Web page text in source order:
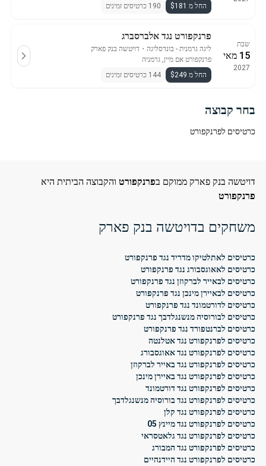
החל מ $181
190 כרטיסים זמינים
שבת
15 מאי
2027
פרנקפורט נגד אלברסברג
ליגה גרמנית - בונדסליגה ・ דויטשה בנק פארק
פרנקפורט אם מיין, גרמניה
החל מ $249
144 כרטיסים זמינים
בחר קבוצה
כרטיסים לפרנקפורט
דויטשה בנק פארק ממוקם בפרנקפורט והקבוצה הביתית היא
פרנקפורט
משחקים בדויטשה בנק פארק
כרטיסים לאתלטיקו מדריד נגד פרנקפורט
כרטיסים לאאוגסבורג נגד פרנקפורט
כרטיסים לבאייר לברקוזן נגד פרנקפורט
כרטיסים לבאיירן מינכן נגד פרנקפורט
כרטיסים לדורטמונד נגד פרנקפורט
כרטיסים לבורוסיה מנשנגלדבך נגד פרנקפורט
כרטיסים לברנטפורד נגד פרנקפורט
כרטיסים לפרנקפורט נגד אטלנטה
כרטיסים לפרנקפורט נגד אאוגסבורג
כרטיסים לפרנקפורט נגד באייר לברקוזן
כרטיסים לפרנקפורט נגד באיירן מינכן
כרטיסים לפרנקפורט נגד דורטמונד
כרטיסים לפרנקפורט נגד בורוסיה מנשנגלדבך
כרטיסים לפרנקפורט נגד קלן
כרטיסים לפרנקפורט נגד מיינץ 05
כרטיסים לפרנקפורט נגד גלאטסראי
כרטיסים לפרנקפורט נגד המבורג
כרטיסים לפרנקפורט נגד היידנהיים